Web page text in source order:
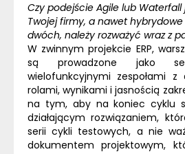
Czy podejście Agile lub Waterfall
Twojej firmy, a nawet
dwóch, należy rozważyć wraz z
W zwinnym projekcie ERP,
są prowadzone jako
wielofunkcyjnymi zespołami z
rolami, wynikami i jasnością
na tym, aby na koniec cyklu
działającym rozwiązaniem,
serii cykli testowych, a nie
dokumentem projektowym,